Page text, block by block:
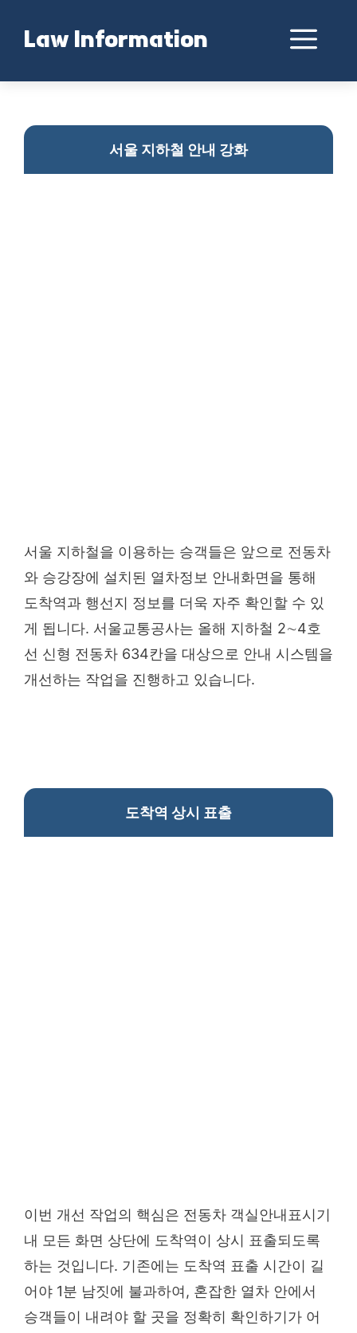
contentLaw Information
서울 지하철 안내 강화
서울 지하철을 이용하는 승객들은 앞으로 전동차
와 승강장에 설치된 열차정보 안내화면을 통해
도착역과 행선지 정보를 더욱 자주 확인할 수 있
게 됩니다. 서울교통공사는 올해 지하철 2∼4호
선 신형 전동차 634칸을 대상으로 안내 시스템을
개선하는 작업을 진행하고 있습니다.
도착역 상시 표출
이번 개선 작업의 핵심은 전동차 객실안내표시기
내 모든 화면 상단에 도착역이 상시 표출되도록
하는 것입니다. 기존에는 도착역 표출 시간이 길
어야 1분 남짓에 불과하여, 혼잡한 열차 안에서
승객들이 내려야 할 곳을 정확히 확인하기가 어